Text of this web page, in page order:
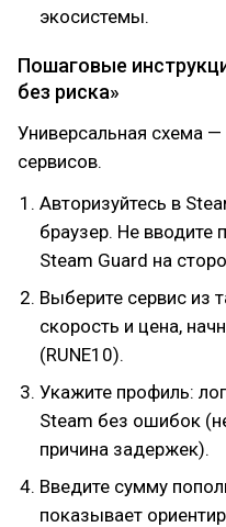
экосистемы.
Пошаговые
без риска»
Универсальная схема
сервисов.
Авторизуйтесь в
браузер. Не вводите
Steam Guard на
Выберите сервис из
скорость и цена,
(RUNE10).
Укажите профиль:
Steam без ошибок
причина задержек).
Введите сумму
показывает